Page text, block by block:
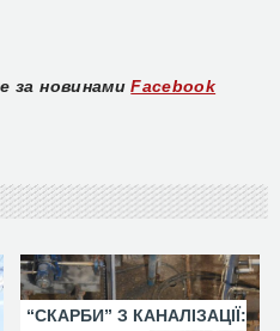
за новинами Facebook
“СКАРБИ” З КАНАЛІЗАЦІЇ: